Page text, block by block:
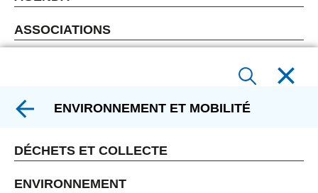
ASSOCIATIONS
ENVIRONNEMENT ET MOBILITÉ
DÉCHETS ET COLLECTE
ENVIRONNEMENT